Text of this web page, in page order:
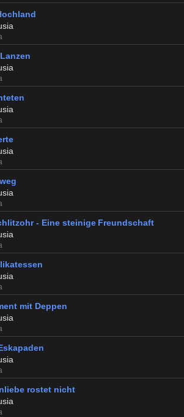
- Eine steinige Freundschaft
mit Deppen
rostet nicht